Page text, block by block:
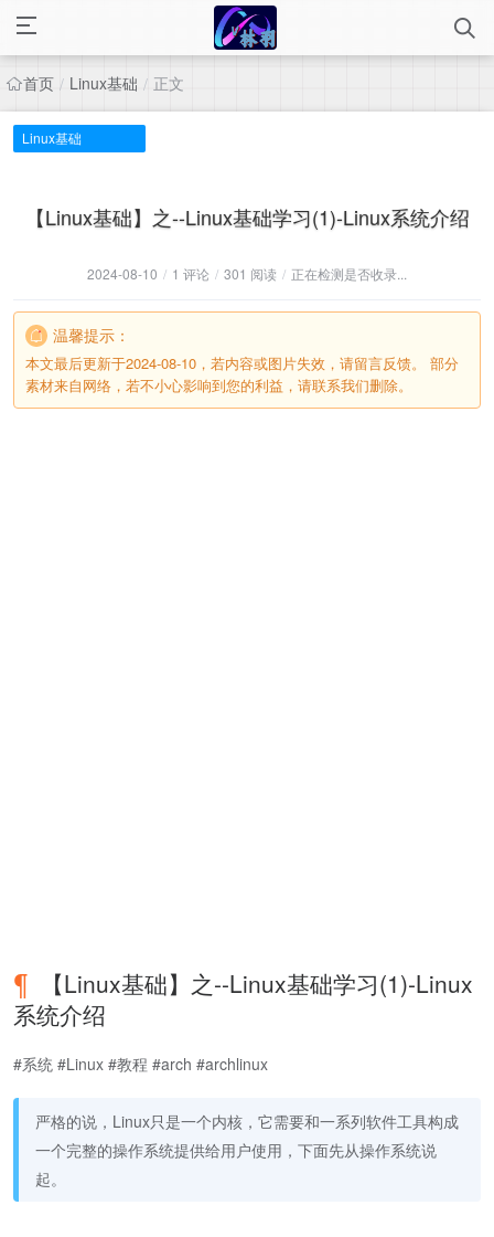
首页 / Linux基础 / 正文
Linux基础
【Linux基础】之--Linux基础学习(1)-Linux系统介绍
2024-08-10 / 1 评论 / 301 阅读 / 正在检测是否收录...
温馨提示：
本文最后更新于2024-08-10，若内容或图片失效，请留言反馈。 部分
素材来自网络，若不小心影响到您的利益，请联系我们删除。
【Linux基础】之--Linux基础学习(1)-Linux
系统介绍
#系统 #Linux #教程 #arch #archlinux
严格的说，Linux只是一个内核，它需要和一系列软件工具构成
一个完整的操作系统提供给用户使用，下面先从操作系统说
起。